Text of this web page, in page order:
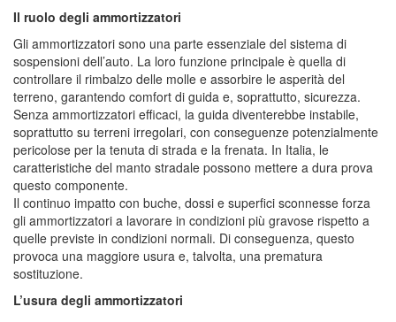
Il ruolo degli ammortizzatori
Gli ammortizzatori sono una parte essenziale del sistema di
sospensioni dell’auto. La loro funzione principale è quella di
controllare il rimbalzo delle molle e assorbire le asperità del
terreno, garantendo comfort di guida e, soprattutto, sicurezza.
Senza ammortizzatori efficaci, la guida diventerebbe instabile,
soprattutto su terreni irregolari, con conseguenze potenzialmente
pericolose per la tenuta di strada e la frenata. In Italia, le
caratteristiche del manto stradale possono mettere a dura prova
questo componente.
Il continuo impatto con buche, dossi e superfici sconnesse forza
gli ammortizzatori a lavorare in condizioni più gravose rispetto a
quelle previste in condizioni normali. Di conseguenza, questo
provoca una maggiore usura e, talvolta, una prematura
sostituzione.
L’usura degli ammortizzatori